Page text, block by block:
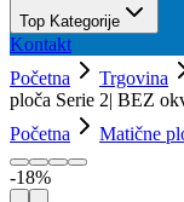
Top Kategorije
Kontakt
Početna
Trgovina
ploča Serie 2| BEZ
Početna
Matične
-18%